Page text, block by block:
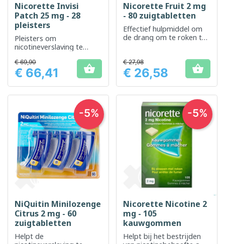
Nicorette Invisi
Patch 25 mg - 28
pleisters
Pleisters om
nicotineverslaving te
stoppen met roken te
ondersteunen
Prijs
€ 69,90
€ 66,41 
Nicorette Fruit 2 mg
- 80 zuigtabletten
Effectief hulpmiddel om
de drang om te roken te
hijnselen te beheersen.
Prijs
€ 27,98
€ 26,58 
NiQuitin Minilozenge
Citrus 2 mg - 60
zuigtabletten
Helpt de
-5%
Nicorette Nicotine 2
mg - 105
kauwgommen
Helpt bij het bestrijden
-5%